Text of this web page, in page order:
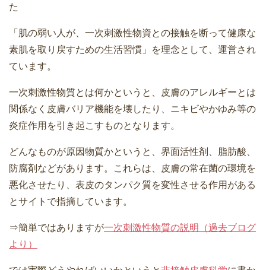
た
「肌の弱い人が、一次刺激性物資との接触を断って健康な
素肌を取り戻すための生活習慣」を理念として、運営され
ています。
一次刺激性物質とは何かというと、皮膚のアレルギーとは
関係なく皮膚バリア機能を壊したり、ニキビやかゆみ等の
炎症作用を引き起こすものとなります。
どんなものが原因物質かというと、界面活性剤、脂肪酸、
防腐剤などがあります。これらは、皮膚の常在菌の環境を
悪化させたり、表皮のタンパク質を変性させる作用がある
とサイトで指摘しています。
⇒簡単ではありますが一次刺激性物質の説明（過去ブログ
より）